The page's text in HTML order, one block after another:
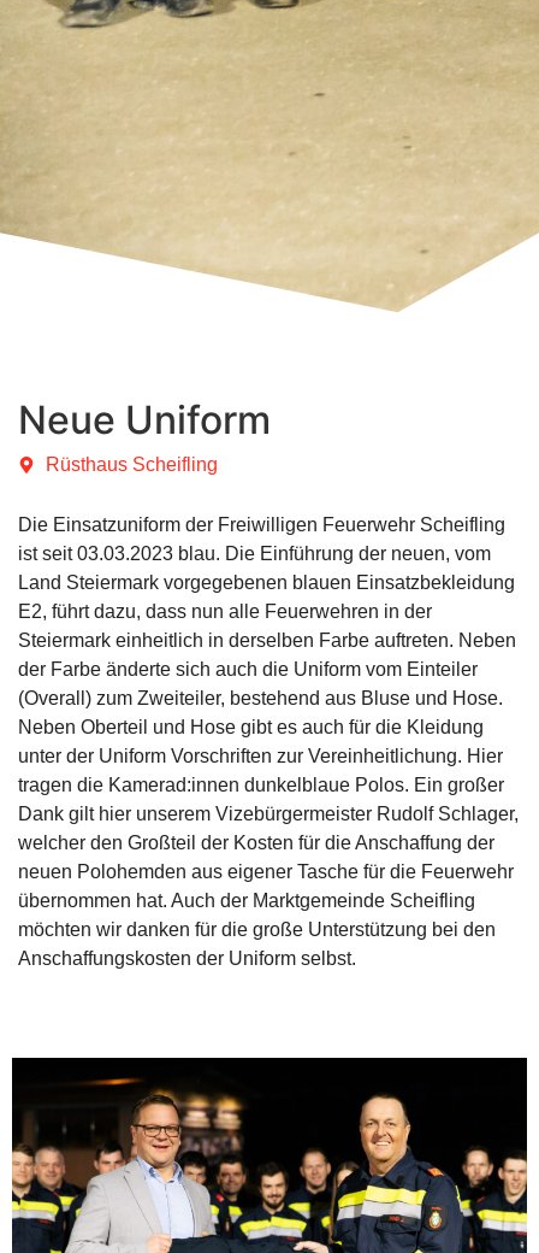
Neue Uniform
Rüsthaus Scheifling
Die Einsatzuniform der Freiwilligen Feuerwehr Scheifling
ist seit 03.03.2023 blau. Die Einführung der neuen, vom
Land Steiermark vorgegebenen blauen Einsatzbekleidung
E2, führt dazu, dass nun alle Feuerwehren in der
Steiermark einheitlich in derselben Farbe auftreten. Neben
der Farbe änderte sich auch die Uniform vom Einteiler
(Overall) zum Zweiteiler, bestehend aus Bluse und Hose.
Neben Oberteil und Hose gibt es auch für die Kleidung
unter der Uniform Vorschriften zur Vereinheitlichung. Hier
tragen die Kamerad:innen dunkelblaue Polos. Ein großer
Dank gilt hier unserem Vizebürgermeister Rudolf Schlager,
welcher den Großteil der Kosten für die Anschaffung der
neuen Polohemden aus eigener Tasche für die Feuerwehr
übernommen hat. Auch der Marktgemeinde Scheifling
möchten wir danken für die große Unterstützung bei den
Anschaffungskosten der Uniform selbst.